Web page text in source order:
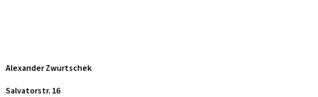
Alexander Zwurtschek
Salvatorstr. 16